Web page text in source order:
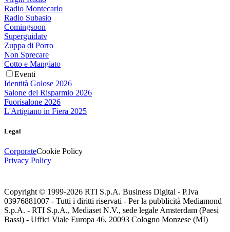
Radio Montecarlo
Radio Subasio
Comingsoon
Superguidatv
Zuppa di Porro
Non Sprecare
Cotto e Mangiato
Eventi
Identità Golose 2026
Salone del Risparmio 2026
Fuorisalone 2026
L'Artigiano in Fiera 2025
Legal
CorporateCookie Policy
Privacy Policy
Copyright © 1999-2026 RTI S.p.A. Business Digital - P.Iva
03976881007 - Tutti i diritti riservati - Per la pubblicità Mediamond
S.p.A. - RTI S.p.A., Mediaset N.V., sede legale Amsterdam (Paesi
Bassi) - Uffici Viale Europa 46, 20093 Cologno Monzese (MI)